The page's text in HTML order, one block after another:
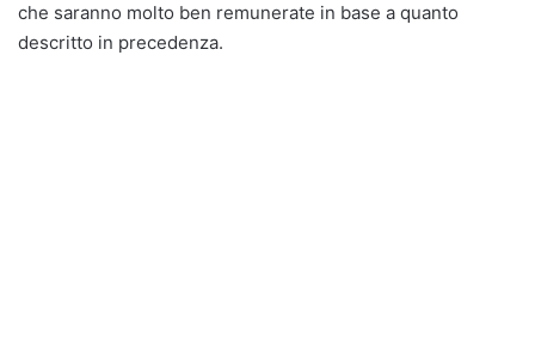
che saranno molto ben remunerate in base a quanto
descritto in precedenza.